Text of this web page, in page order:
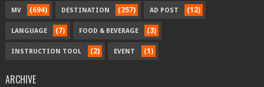
MV (694) DESTINATION (257) AD POST (12)
LANGUAGE (7) FOOD & BEVERAGE (3)
INSTRUCTION TOOL (2) EVENT (1)
ARCHIVE